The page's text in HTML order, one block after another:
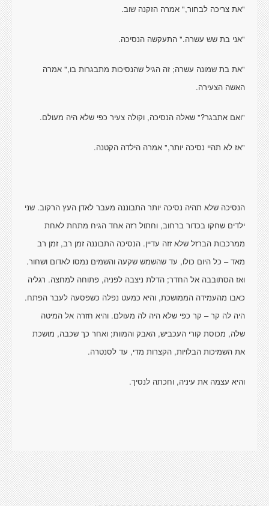
"את צריכה לבחור," אמרה הזקנה שוב.
"אני בת שש עשרה." התעקשה הנסיכה.
"את בת שמונה עשרה; זה הגיל שהנסיכות מתבגרות בו," אמרה
האשה הצעירה.
"ואם אתבגר?" שאלה הנסיכה, וקולה צעיר כפי שלא היה מעולם.
"אז לא תהיי נסיכה יותר," אמרה הילדה הקטנה.
הנסיכה שלא תהיה נסיכה יותר התבוננה מעבר לאדן העץ הרקוב. שני
ילדים שחקו בכדור ברחוב, וחתול רזה אחד הגיח מתחת לאחת
ממרכבות הברזל שלא זזה עדיין. הנסיכה התבוננה זמן רב, זמן רב
מאד – כל היום כולו, עד שהשמש שקעה והשמים נמסו לאדום ושחור.
ואז הסתובבה אל החדר; הדלת ניצבה לפניה, פתוחה למחצה. רגליה
כאבו מהעמידה הממושכת, והיא כמעט נפלה כשפסעה לעבר הפתח.
היה לה קר – קר כפי שלא היה לה מעולם. והיא חזרה אל המיטה
שלה, מכוסת קורי העכביש, האבק והמוות; ואחר כך שכבה, מושכת
את השמיכות הבלויות, הקצרות מדי, עד לסנטרה.
והיא עצמה את עיניה, וחכתה לנסיך.